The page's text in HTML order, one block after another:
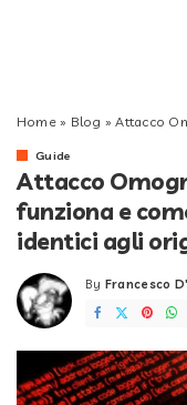
Home» Blog »Attacco
Guide
Attacco
funziona e
identici agli
Posted
by
By Francesco